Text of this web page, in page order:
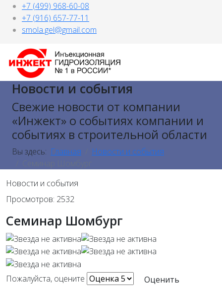
+7 (499) 968-60-08
+7 (916) 657-77-11
smola.gel@gmail.com
Новости и события
Свежие новости от компании
«Инжект» о событиях компании и
событиях в строительной области
Вы здесь: Главная
Новости и события
Семинар Шомбург
Новости и события
Просмотров: 2532
Семинар Шомбург
Пожалуйста, оцените